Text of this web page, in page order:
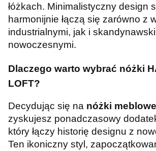
łóżkach. Minimalistyczny design
harmonijnie łączą się zarówno z
industrialnymi, jak i
nowoczesnymi.
Dlaczego warto wybrać nóżki
LOFT?
Decydując się na nóżki
zyskujesz ponadczasowy
który łączy historię designu z
Ten ikoniczny styl,